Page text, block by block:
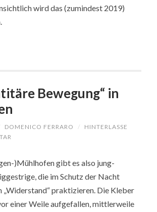
wird das (zumindest 2019)
Bewegung“ in
DOMENICO FERRARO /
HINTERLASSE
)Mühlhofen gibt es also jung-
die im Schutz der Nacht
„Widerstand“ praktizieren. Die Kleber
einer Weile aufgefallen, mittlerweile